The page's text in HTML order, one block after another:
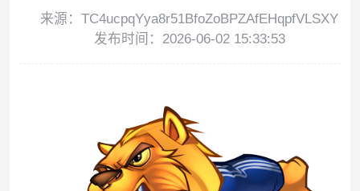
来源：TC4ucpqYya8r51BfoZoBPZAfEHqpfVLSXY
发布时间：2026-06-02 15:33:53